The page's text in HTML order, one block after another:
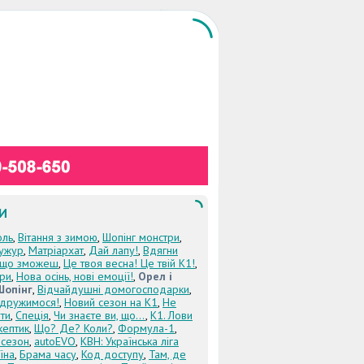
, Вітання з зимою, Шопінг монстри,
, Матріархат, Дай лапу!, Вдягни
зможеш, Це твоя весна! Це твій К1!,
, Нова осінь, нові емоції!, Орел і
, Відчайдушні домогосподарки,
, Новий сезон на К1, Не
, Спеція, Чи знаєте ви, що..., К1. Лови
, Що? Де? Коли?, Формула-1,
, autoEVO, КВН: Українська ліга
, Брама часу, Код доступу, Там, де